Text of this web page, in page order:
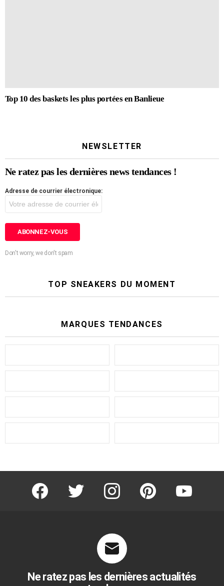
Top 10 des baskets les plus portées en Banlieue
NEWSLETTER
Ne ratez pas les dernières news tendances !
Adresse de courrier électronique:
Don't worry, we don't spam
TOP SNEAKERS DU MOMENT
MARQUES TENDANCES
facebook twitter instagram pinterest
Ne ratez pas les dernières actualités